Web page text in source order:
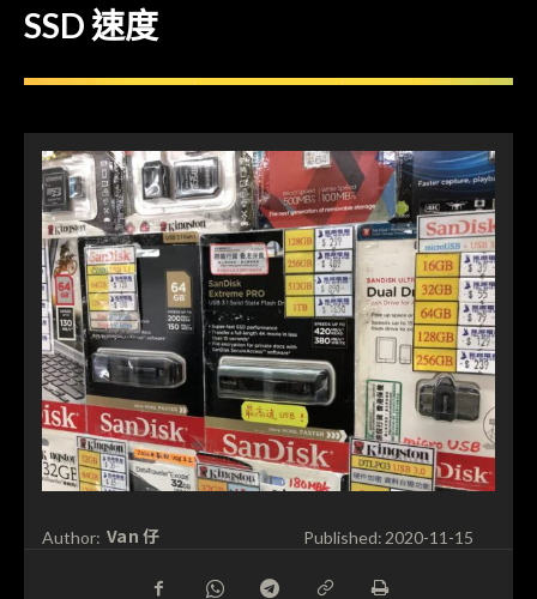
SSD 速度
Author: Van 仔 Published: 2020-11-15